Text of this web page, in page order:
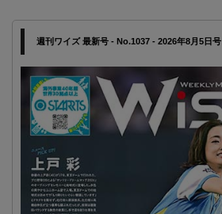
週刊ワイズ 最新号 - No.1037 - 2026年8月5日号